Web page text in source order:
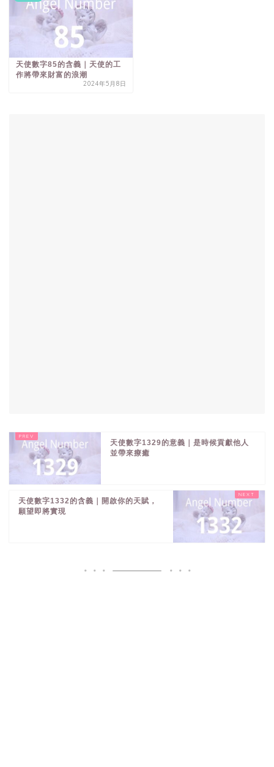
天使數字85的含義｜天使的工
作將帶來財富的浪潮
2024年5月8日
天使數字1329的意義｜是時候貢獻他人
並帶來療癒
天使數字1332的含義｜開啟你的天賦，
願望即將實現